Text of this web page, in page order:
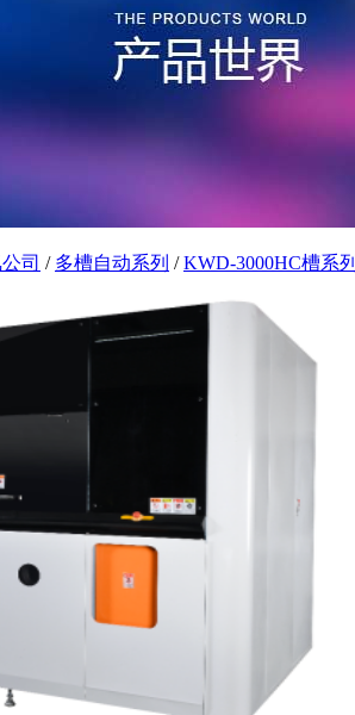
司 / 多槽自动系列 /KWD-3000HC槽系列